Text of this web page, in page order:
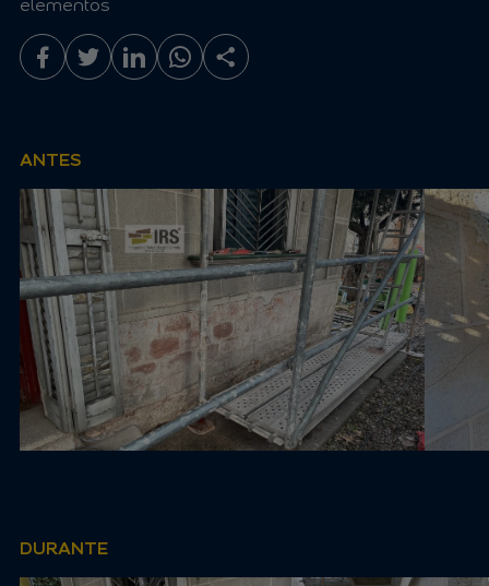
elementos
ANTES
DURANTE